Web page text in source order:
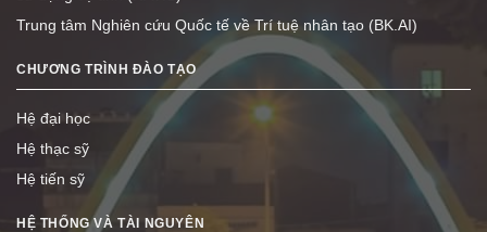
Trung tâm Nghiên cứu Quốc tế về Trí tuệ nhân tạo (BK.AI)
CHƯƠNG TRÌNH ĐÀO TẠO
Hệ đại học
Hệ thạc sỹ
Hệ tiến sỹ
HỆ THỐNG VÀ TÀI NGUYÊN